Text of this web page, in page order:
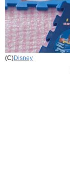
(C)Disney